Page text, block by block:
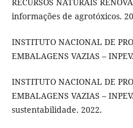
informações de agrotóxicos.
INSTITUTO NACIONAL DE
EMBALAGENS VAZIAS –
INSTITUTO NACIONAL DE
EMBALAGENS VAZIAS –
sustentabilidade. 2022.